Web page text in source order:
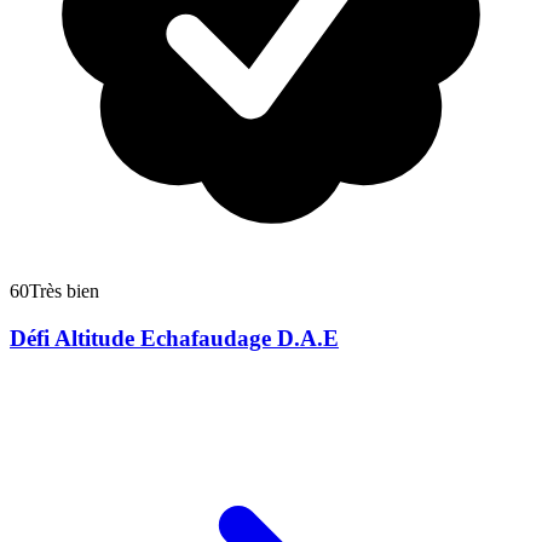
60Très bien
Défi Altitude Echafaudage D.A.E